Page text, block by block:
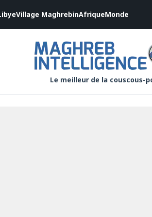
Village MaghrebinAfriqueMonde
Le meilleur de la couscous-